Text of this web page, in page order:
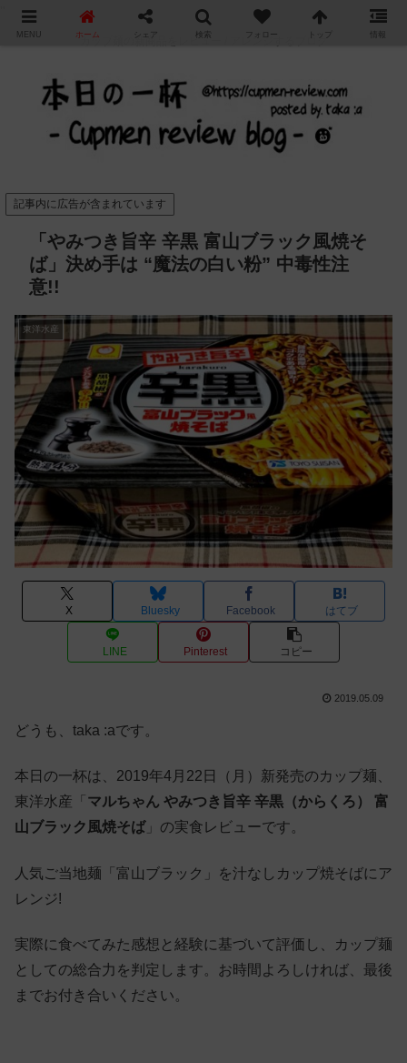
カップ麺の新商品をレビュー / アレンジするブログ
記事内に広告が含まれています
「やみつき旨辛 辛黒 富山ブラック風焼そ
ば」決め手は “魔法の白い粉” 中毒性注
意!!
東洋水産
X Bluesky Facebook はてブ
LINE Pinterest コピー
2019.05.09
どうも、taka :aです。
本日の一杯は、2019年4月22日（月）新発売のカップ麺、
東洋水産「 マルちゃん やみつき旨辛 辛黒（からくろ） 富
山ブラック風焼そば」の実食レビューです。
人気ご当地麺「富山ブラック」を汁なしカップ焼そばにア
レンジ!
実際に食べてみた感想と経験に基づいて評価し、カップ麺
としての総合力を判定します。お時間よろしければ、最後
までお付き合いください。
MENU ホーム シェア 検索 フォロー トップ 情報